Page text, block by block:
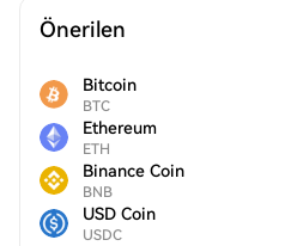
Önerilen
Bitcoin
BTC
Ethereum
ETH
Binance Coin
BNB
USD Coin
USDC